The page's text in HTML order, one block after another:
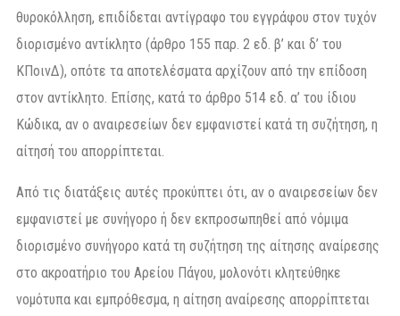
θυροκόλληση, επιδίδεται αντίγραφο του εγγράφου στον τυχόν
διορισμένο αντίκλητο (άρθρο 155 παρ. 2 εδ. β’ και δ’ του
ΚΠοινΔ), οπότε τα αποτελέσματα αρχίζουν από την επίδοση
στον αντίκλητο. Επίσης, κατά το άρθρο 514 εδ. α’ του ίδιου
Κώδικα, αν ο αναιρεσείων δεν εμφανιστεί κατά τη συζήτηση, η
αίτησή του απορρίπτεται.
Από τις διατάξεις αυτές προκύπτει ότι, αν ο αναιρεσείων δεν
εμφανιστεί με συνήγορο ή δεν εκπροσωπηθεί από νόμιμα
διορισμένο συνήγορο κατά τη συζήτηση της αίτησης αναίρεσης
στο ακροατήριο του Αρείου Πάγου, μολονότι κλητεύθηκε
νομότυπα και εμπρόθεσμα, η αίτηση αναίρεσης απορρίπτεται